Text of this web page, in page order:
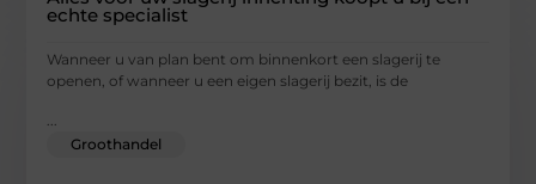
echte specialist
Wanneer u van plan bent om binnenkort een slagerij te
openen, of wanneer u een eigen slagerij bezit, is de
Groothandel